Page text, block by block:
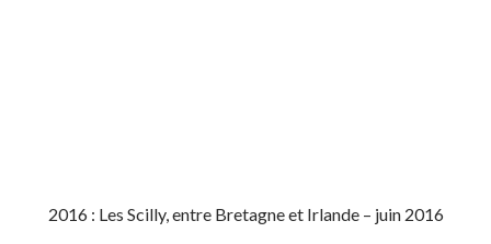
2016 : Les Scilly, entre Bretagne et Irlande – juin 2016